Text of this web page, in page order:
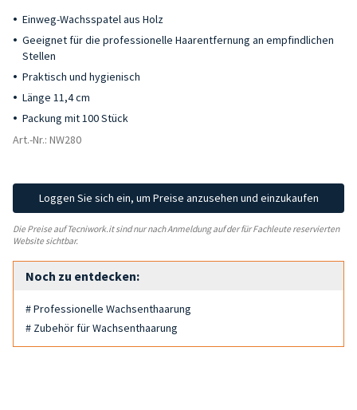
Einweg-Wachsspatel aus Holz
Geeignet für die professionelle Haarentfernung an empfindlichen
Stellen
Praktisch und hygienisch
Länge 11,4 cm
Packung mit 100 Stück
Art.-Nr.: NW280
Loggen Sie sich ein, um Preise anzusehen und einzukaufen
Die Preise auf Tecniwork.it sind nur nach Anmeldung auf der für Fachleute reservierten
Website sichtbar.
Noch zu entdecken:
# Professionelle Wachsenthaarung
# Zubehör für Wachsenthaarung